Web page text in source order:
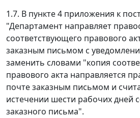
1.7. В пункте 4 приложения к
"Департамент направляет
соответствующего правового
заказным письмом с
заменить словами "копия
правового акта направляется
почте заказным письмом и
истечении шести рабочих дней
заказного письма".